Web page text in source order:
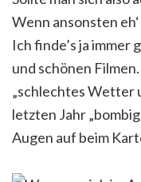
Wenn ansonsten
Ich finde’s ja immer
und schönen
„schlechtes Wetter
letzten Jahr
Augen auf beim